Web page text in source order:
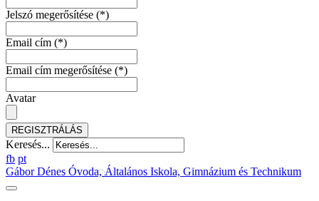
Jelszó megerősítése (*)
Email cím (*)
Email cím megerősítése (*)
Avatar
REGISZTRÁLÁS
Keresés...
fb pt
Gábor Dénes Óvoda, Általános Iskola, Gimnázium és Technikum